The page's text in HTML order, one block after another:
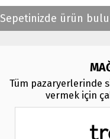
Sepetinizde ürün
Tüm pazaryerlerinde
vermek için